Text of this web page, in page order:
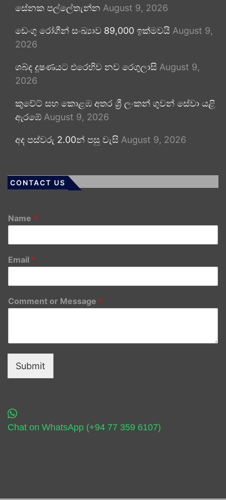
සේනක පල්ලේතැන්න August 9, 2026
ඩෙංගු රෝගීන් සංඛ්‍යාව 89,000 ඉක්මවයි August 9,
2026
ශබ්ද දූෂණයට එරෙහිව නව රෙගුලාසි August 9,
2026
කුවේට් සහ කොළඹ අතර ශ්‍රී ලංකන් ගුවන් සේවා යළි
ඇරඹේ August 9, 2026
අද පස්වරු 2.00න් පසු වැසි August 9, 2026
CONTACT US
Name *
Email *
Comment or Message *
Submit
Chat on WhatsApp (+94 77 359 6107)